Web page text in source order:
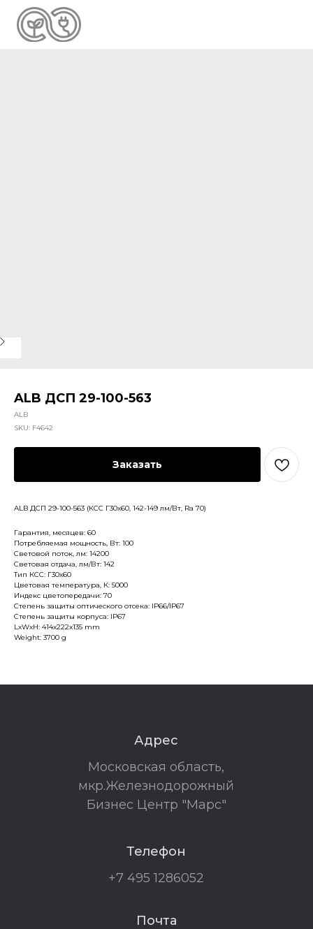
ALB ДСП 29-100-563
ALB
SKU: F4642
Заказать
ALB ДСП 29-100-563 (КСС Г30х60, 142-149 лм/Вт, Ra 70)
Гарантия, месяцев: 60
Потребляемая мощность, Вт: 100
Световой поток, лм: 14200
Световая отдача, лм/Вт: 142
Тип КСС: Г30х60
Цветовая температура, К: 5000
Индекс цветопередачи: 70
Степень защиты оптического отсека: IP66/IP67
Степень защиты корпуса: IP67
LxWxH: 414x222x135 mm
Weight: 3700 g
Адрес
Московская область,
мкр.Железнодорожный
Бизнес Центр "Марс"
Телефон
+7 495 1286052
Почта